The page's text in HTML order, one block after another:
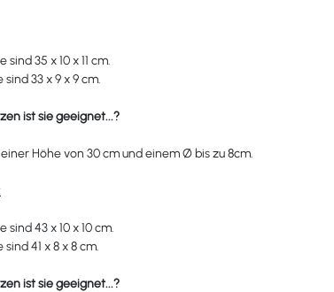
sind 35 x 10 x 11 cm.
33 x 9 x 9 cm.
ist sie geeignet...?
Höhe von 30 cm und einemØ bis zu 8cm.
sind 43 x 10 x 10 cm.
41 x 8 x 8 cm.
ist sie geeignet...?